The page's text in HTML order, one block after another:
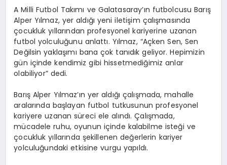
A Milli Futbol Takımı ve Galatasaray’ın futbolcusu Barış
Alper Yılmaz, yer aldığı yeni iletişim çalışmasında
çocukluk yıllarından profesyonel kariyerine uzanan
futbol yolculuğunu anlattı. Yılmaz, “Açken Sen, Sen
Değilsin yaklaşımı bana çok tanıdık geliyor. Hepimizin
gün içinde kendimiz gibi hissetmediğimiz anlar
olabiliyor” dedi.
Barış Alper Yılmaz’ın yer aldığı çalışmada, mahalle
aralarında başlayan futbol tutkusunun profesyonel
kariyere uzanan süreci ele alındı. Çalışmada,
mücadele ruhu, oyunun içinde kalabilme isteği ve
çocukluk yıllarında şekillenen değerlerin kariyer
yolculuğundaki etkisine vurgu yapıldı.